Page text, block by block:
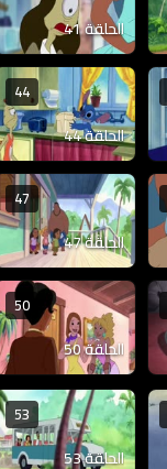
الحلقة 41
44
الحلقة 44
47
الحلقة 47
50
الحلقة 50
53
الحلقة 53